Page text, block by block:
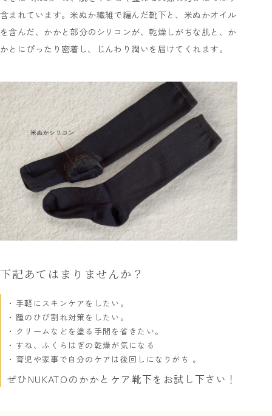
含まれています。米ぬか繊維で編んだ靴下と、米ぬかオイル
を含んだ、かかと部分のシリコンが、乾燥しがちな肌と、か
かとにぴったり密着し、じんわり潤いを届けてくれます。
下記あてはまりませんか？
手軽にスキンケアをしたい。
踵のひび割れ対策をしたい。
クリームなどを塗る手間を省きたい。
すね、ふくらはぎの乾燥が気になる
育児や家事で自分のケアは後回しになりがち 。
ぜひNUKATOのかかとケア靴下をお試し下さい！